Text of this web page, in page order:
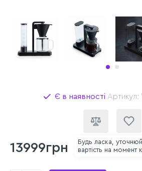
Є в наявності
13999грн
Будь ласка,
вартість на момент